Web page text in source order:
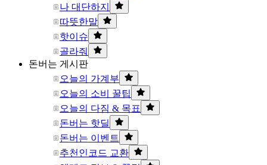
나 대단하지
따뜻한말
핫이슈
골라줘
돈버는 게시판
오늘의 가계부
오늘의 소비 꿀팁
오늘의 다짐 & 목표
돈버는 핫딜
돈버는 이벤트
추천인코드 교환